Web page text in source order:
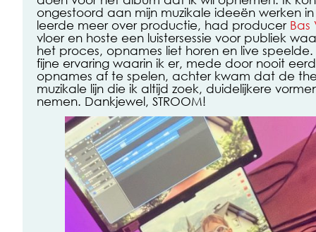
ongestoord aan mijn muzikale ideeën werken
leerde meer over productie, had producer
vloer en hoste een luistersessie voor publiek
het proces, opnames liet horen en live
fijne ervaring waarin ik er, mede door nooit
opnames af te spelen, achter kwam dat de
muzikale lijn die ik altijd zoek, duidelijkere
nemen. Dankjewel, STROOM!